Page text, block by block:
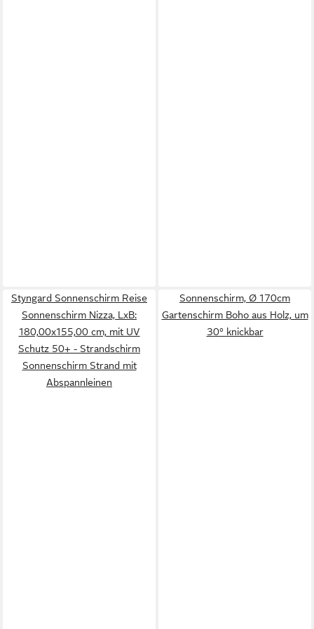
Styngard Sonnenschirm Reise
Sonnenschirm Nizza, LxB:
180,00x155,00 cm, mit UV
Schutz 50+ - Strandschirm
Sonnenschirm Strand mit
Abspannleinen
Sonnenschirm, Ø 170cm
Gartenschirm Boho aus Holz, um
30° knickbar